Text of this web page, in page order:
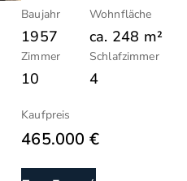
Baujahr
1957
Wohnfläche
ca. 248 m²
Zimmer
10
Schlafzimmer
4
Kaufpreis
465.000 €